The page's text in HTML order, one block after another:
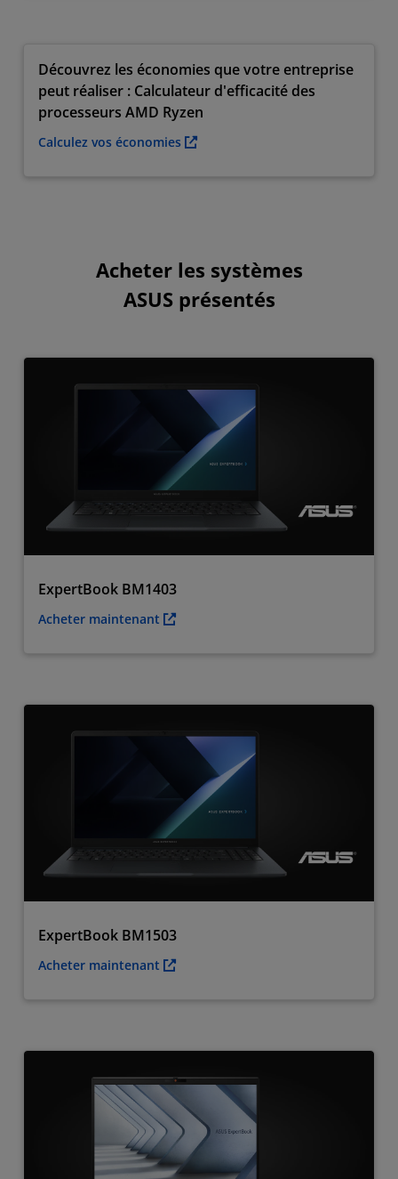
Découvrez les économies que votre entreprise
peut réaliser : Calculateur d'efficacité des
processeurs AMD Ryzen
Calculez vos économies
Acheter les systèmes
ASUS présentés
ExpertBook BM1403
Acheter maintenant
ExpertBook BM1503
Acheter maintenant